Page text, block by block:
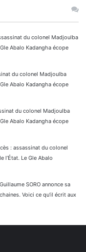
du colonel Madjoulba
Abalo Kadangha écope
du colonel Madjoulba
Abalo Kadangha écope
du colonel Madjoulba
Abalo Kadangha écope
: assassinat du colonel
l’État. Le Gle Abalo
SORO annonce sa
Voici ce qu’il écrit aux